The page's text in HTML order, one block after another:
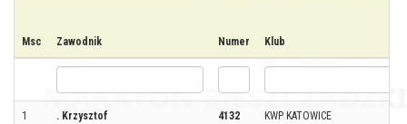
Msc Zawodnik Numer Klub
1 . Krzysztof 4132 KWP KATOWICE